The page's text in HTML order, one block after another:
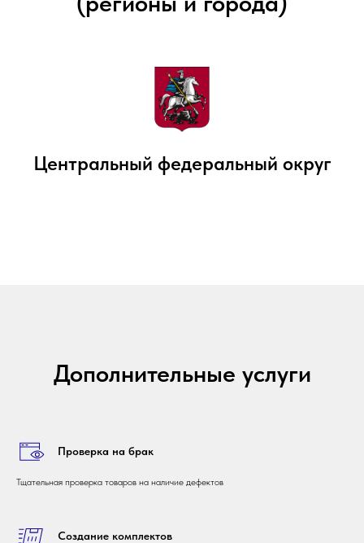
Центральный федеральный округ
Дополнительные услуги
Проверка на брак
Тщательная проверка товаров на наличие дефектов
Создание комплектов